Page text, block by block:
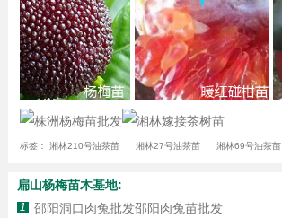
标签： 湘林210号油茶苗 湘林27号油茶苗 湘林69号油茶苗
扁山杨梅苗木基地:
1 邵阳洞口肉兔批发邵阳肉兔苗批发